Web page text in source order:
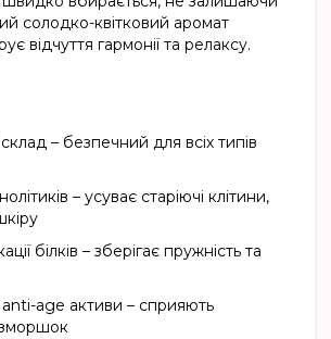
солодко-квітковий аромат
відчуття гармонії та релаксу.
– безпечний для всіх типів
– усуває старіючі клітини,
білків – зберігає пружність та
age активи – сприяють